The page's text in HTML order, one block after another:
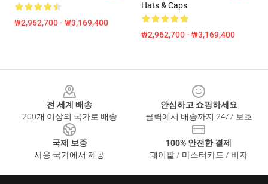
₩2,962,700 - ₩3,169,400
Hats & Caps
₩2,962,700 - ₩3,169,400
전 세계 배송
200개 이상의 국가로 배송
안심하고 쇼핑하세요
클릭에서 배송까지 24/7 보호
국제 보증
사용 국가에서 제공
100% 안전한 결제
페이팔 / 마스터카드 / 비자